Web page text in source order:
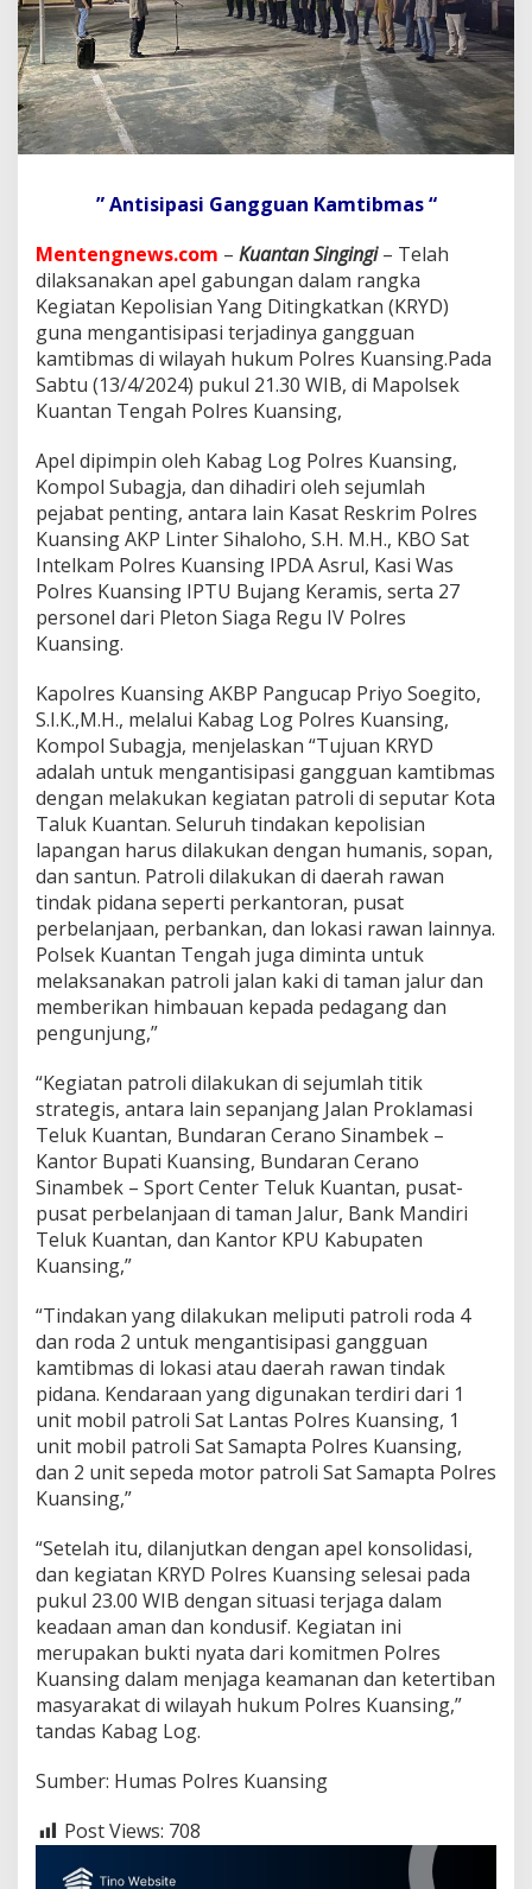
p
e
l
G
a
b
u
a
d
a
l
a
m
K
e
g
i
t
a
n
K
e
p
o
l
a
n
Y
a
n
g
D
i
t
i
n
g
k
a
t
(
K
Y
D
)
” Antisipasi Gangguan Kamtibmas “
Mentengnews.com – Kuantan Singingi– Telah
dilaksanakan apel gabungan dalam rangka
Kegiatan Kepolisian Yang Ditingkatkan (KRYD)
guna mengantisipasi terjadinya gangguan
kamtibmas di wilayah hukum Polres Kuansing.Pada
Sabtu (13/4/2024) pukul 21.30 WIB, di Mapolsek
Kuantan Tengah Polres Kuansing,
Apel dipimpin oleh Kabag Log Polres Kuansing,
Kompol Subagja, dan dihadiri oleh sejumlah
pejabat penting, antara lain Kasat Reskrim Polres
Kuansing AKP Linter Sihaloho, S.H. M.H., KBO Sat
Intelkam Polres Kuansing IPDA Asrul, Kasi Was
Polres Kuansing IPTU Bujang Keramis, serta 27
personel dari Pleton Siaga Regu IV Polres
Kuansing.
Kapolres Kuansing AKBP Pangucap Priyo Soegito,
S.I.K.,M.H., melalui Kabag Log Polres Kuansing,
Kompol Subagja, menjelaskan “Tujuan KRYD
adalah untuk mengantisipasi gangguan kamtibmas
dengan melakukan kegiatan patroli di seputar Kota
Taluk Kuantan. Seluruh tindakan kepolisian
lapangan harus dilakukan dengan humanis, sopan,
dan santun. Patroli dilakukan di daerah rawan
tindak pidana seperti perkantoran, pusat
perbelanjaan, perbankan, dan lokasi rawan lainnya.
Polsek Kuantan Tengah juga diminta untuk
melaksanakan patroli jalan kaki di taman jalur dan
memberikan himbauan kepada pedagang dan
pengunjung,”
“Kegiatan patroli dilakukan di sejumlah titik
strategis, antara lain sepanjang Jalan Proklamasi
Teluk Kuantan, Bundaran Cerano Sinambek –
Kantor Bupati Kuansing, Bundaran Cerano
Sinambek – Sport Center Teluk Kuantan, pusat-
pusat perbelanjaan di taman Jalur, Bank Mandiri
Teluk Kuantan, dan Kantor KPU Kabupaten
Kuansing,”
“Tindakan yang dilakukan meliputi patroli roda 4
dan roda 2 untuk mengantisipasi gangguan
kamtibmas di lokasi atau daerah rawan tindak
pidana. Kendaraan yang digunakan terdiri dari 1
unit mobil patroli Sat Lantas Polres Kuansing, 1
unit mobil patroli Sat Samapta Polres Kuansing,
dan 2 unit sepeda motor patroli Sat Samapta Polres
Kuansing,”
“Setelah itu, dilanjutkan dengan apel konsolidasi,
dan kegiatan KRYD Polres Kuansing selesai pada
pukul 23.00 WIB dengan situasi terjaga dalam
keadaan aman dan kondusif. Kegiatan ini
merupakan bukti nyata dari komitmen Polres
Kuansing dalam menjaga keamanan dan ketertiban
masyarakat di wilayah hukum Polres Kuansing,”
tandas Kabag Log.
Sumber: Humas Polres Kuansing
Post Views: 708